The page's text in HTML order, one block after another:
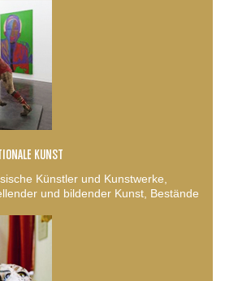
KUNST
Künstler und Kunstwerke,
und bildender Kunst, Bestände